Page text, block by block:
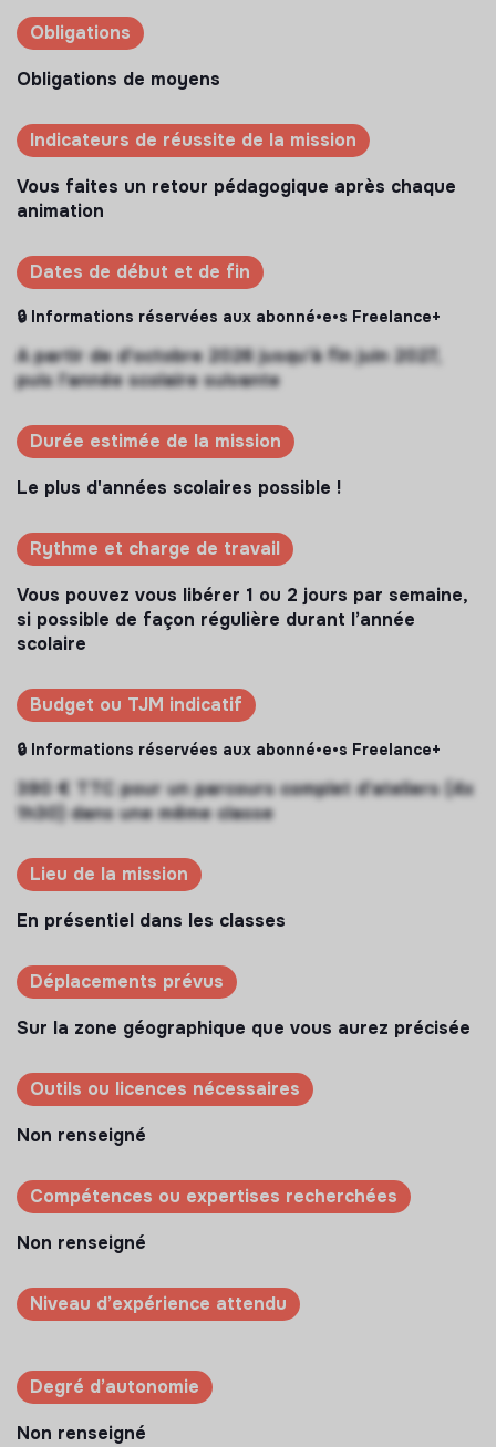
Obligations
Obligations de moyens
Indicateurs de réussite de la mission
Vous faites un retour pédagogique après chaque
animation
Dates de début et de fin
🔒 Informations réservées aux abonné•e•s Freelance+
A partir de d'octobre 2026 jusqu'à fin juin 2027,
puis l'année scolaire suivante
Durée estimée de la mission
Le plus d'années scolaires possible !
Rythme et charge de travail
Vous pouvez vous libérer 1 ou 2 jours par semaine,
si possible de façon régulière durant l’année
scolaire
Budget ou TJM indicatif
🔒 Informations réservées aux abonné•e•s Freelance+
390 € TTC pour un parcours complet d'ateliers (4x
1h30) dans une même classe
Lieu de la mission
En présentiel dans les classes
Déplacements prévus
Sur la zone géographique que vous aurez précisée
Outils ou licences nécessaires
Non renseigné
Compétences ou expertises recherchées
Non renseigné
Niveau d’expérience attendu
Degré d’autonomie
Non renseigné